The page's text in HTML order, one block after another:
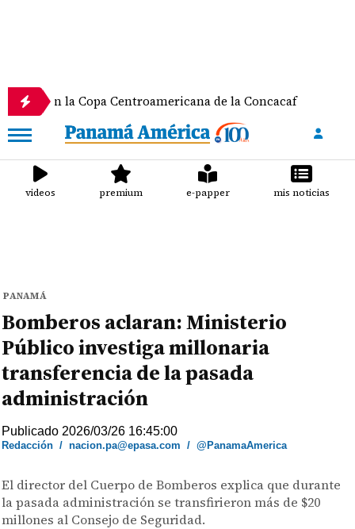
la Copa Centroamericana de la Concacaf
videos premium e-papper mis noticias
PANAMÁ
Bomberos aclaran: Ministerio
Público investiga millonaria
transferencia de la pasada
administración
Publicado 2026/03/26 16:45:00
Redacción /nacion.pa@epasa.com /@PanamaAmerica
El director del Cuerpo de Bomberos explica que durante
la pasada administración se transfirieron más de $20
millones al Consejo de Seguridad.